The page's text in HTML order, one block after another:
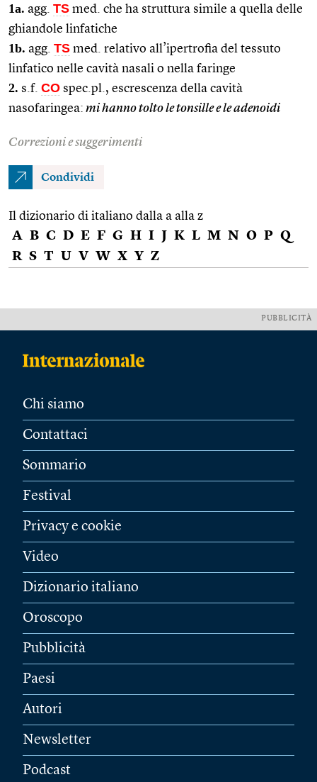
1a. agg. TS med. che ha struttura simile a quella delle
ghiandole linfatiche
1b. agg. TS med. relativo all’ipertrofia del tessuto
linfatico nelle cavità nasali o nella faringe
2. s.f. CO spec.pl., escrescenza della cavità
nasofaringea: mi hanno tolto le tonsille e le adenoidi
Correzioni e suggerimenti
Condividi
Il dizionario di italiano dalla a alla z
A B C D E F G H I J K L M N O P Q
R S T U V W X Y Z
PUBBLICITÀ
Chi siamo
Contattaci
Sommario
Festival
Privacy e cookie
Video
Dizionario italiano
Oroscopo
Pubblicità
Paesi
Autori
Newsletter
Podcast